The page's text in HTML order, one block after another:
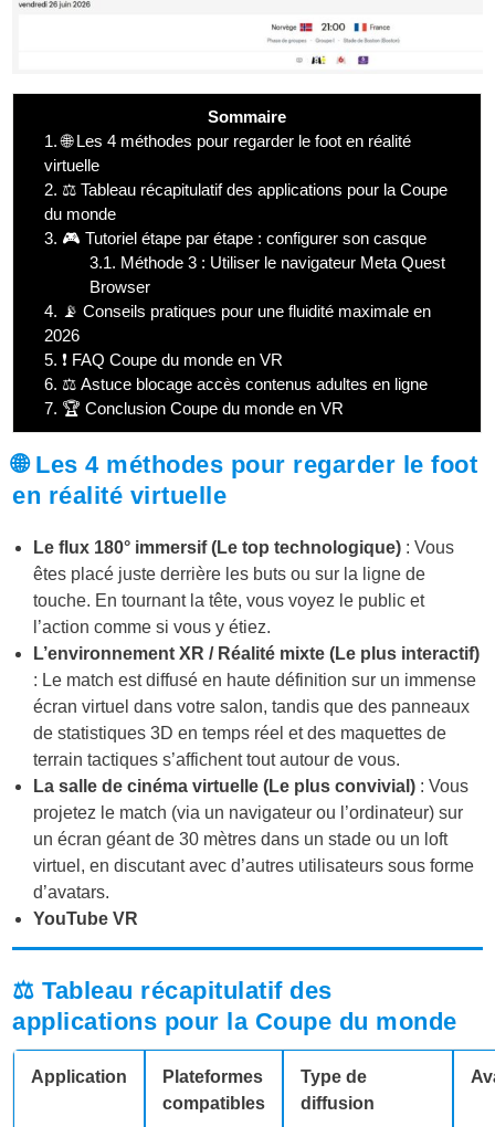
Sommaire
1.🌐 Les 4 méthodes pour regarder le foot en réalité
virtuelle
2. ⚖️ Tableau récapitulatif des applications pour la Coupe
du monde
3. 🎮 Tutoriel étape par étape : configurer son casque
3.1. Méthode 3 : Utiliser le navigateur Meta Quest
Browser
4. 📡 Conseils pratiques pour une fluidité maximale en
2026
5. ❗ FAQ Coupe du monde en VR
6. ⚖️ Astuce blocage accès contenus adultes en ligne
7. 🏆 Conclusion Coupe du monde en VR
🌐 Les 4 méthodes pour regarder le foot
en réalité virtuelle
Le flux 180° immersif (Le top technologique) : Vous
êtes placé juste derrière les buts ou sur la ligne de
touche. En tournant la tête, vous voyez le public et
l’action comme si vous y étiez.
L’environnement XR / Réalité mixte (Le plus interactif)
: Le match est diffusé en haute définition sur un immense
écran virtuel dans votre salon, tandis que des panneaux
de statistiques 3D en temps réel et des maquettes de
terrain tactiques s’affichent tout autour de vous.
La salle de cinéma virtuelle (Le plus convivial) : Vous
projetez le match (via un navigateur ou l’ordinateur) sur
un écran géant de 30 mètres dans un stade ou un loft
virtuel, en discutant avec d’autres utilisateurs sous forme
d’avatars.
YouTube VR
⚖️ Tableau récapitulatif des
applications pour la Coupe du monde
Application
Plateformes
compatibles
Type de
diffusion